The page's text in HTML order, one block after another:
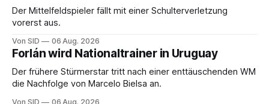
Der Mittelfeldspieler fällt mit einer Schulterverletzung
vorerst aus.
Von SID 06 Aug. 2026
Forlán wird Nationaltrainer in Uruguay
Der frühere Stürmerstar tritt nach einer enttäuschenden WM
die Nachfolge von Marcelo Bielsa an.
Von SID 06 Aug. 2026